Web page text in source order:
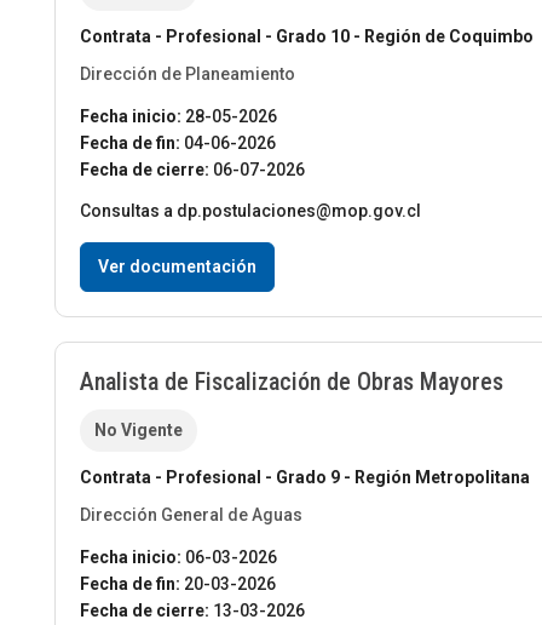
Contrata - Profesional - Grado 10 - Región de Coquimbo
Dirección de Planeamiento
Fecha inicio: 28-05-2026
Fecha de fin: 04-06-2026
Fecha de cierre: 06-07-2026
Consultas a dp.postulaciones@mop.gov.cl
Ver documentación
Analista de Fiscalización de Obras Mayores
No Vigente
Contrata - Profesional - Grado 9 - Región Metropolitana
Dirección General de Aguas
Fecha inicio: 06-03-2026
Fecha de fin: 20-03-2026
Fecha de cierre: 13-03-2026